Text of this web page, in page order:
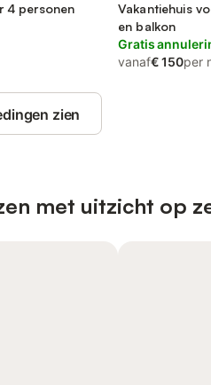
4 personen
Vakantiehuis
en balkon
Gratis
vanaf€ 150per
zien
met uitzicht op